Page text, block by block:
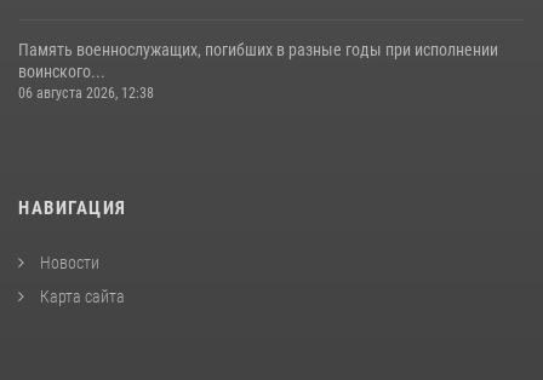
Память военнослужащих, погибших в разные годы при исполнении
воинского...
06 августа 2026, 12:38
НАВИГАЦИЯ
Новости
Карта сайта